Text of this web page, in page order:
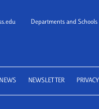
LawDepartments and Schools
NEWS NEWSLETTER PRIVACY